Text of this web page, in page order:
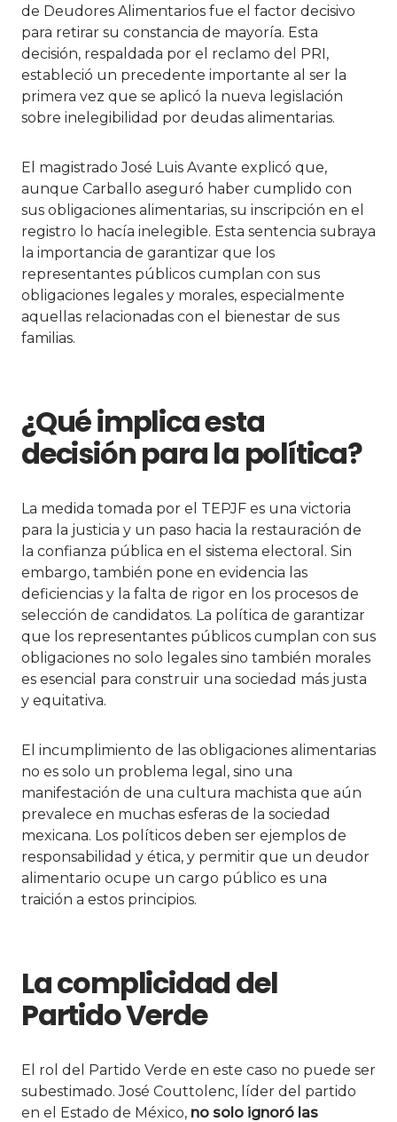
de Deudores Alimentarios fue el factor decisivo
para retirar su constancia de mayoría. Esta
decisión, respaldada por el reclamo del PRI,
estableció un precedente importante al ser la
primera vez que se aplicó la nueva legislación
sobre inelegibilidad por deudas alimentarias.
El magistrado José Luis Avante explicó que,
aunque Carballo aseguró haber cumplido con
sus obligaciones alimentarias, su inscripción en el
registro lo hacía inelegible. Esta sentencia subraya
la importancia de garantizar que los
representantes públicos cumplan con sus
obligaciones legales y morales, especialmente
aquellas relacionadas con el bienestar de sus
familias.
¿Qué implica esta
decisión para la política?
La medida tomada por el TEPJF es una victoria
para la justicia y un paso hacia la restauración de
la confianza pública en el sistema electoral. Sin
embargo, también pone en evidencia las
deficiencias y la falta de rigor en los procesos de
selección de candidatos. La política de garantizar
que los representantes públicos cumplan con sus
obligaciones no solo legales sino también morales
es esencial para construir una sociedad más justa
y equitativa.
El incumplimiento de las obligaciones alimentarias
no es solo un problema legal, sino una
manifestación de una cultura machista que aún
prevalece en muchas esferas de la sociedad
mexicana. Los políticos deben ser ejemplos de
responsabilidad y ética, y permitir que un deudor
alimentario ocupe un cargo público es una
traición a estos principios.
La complicidad del
Partido Verde
El rol del Partido Verde en este caso no puede ser
subestimado. José Couttolenc, líder del partido
en el Estado de México, no solo ignoró las